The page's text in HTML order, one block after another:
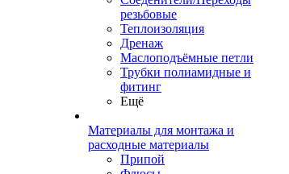
резьбовые
Теплоизоляция
Дренаж
Маслоподъёмные петли
Трубки полиамидные и
фитинг
Ещё
Материалы для монтажа и
расходные материалы
Припой